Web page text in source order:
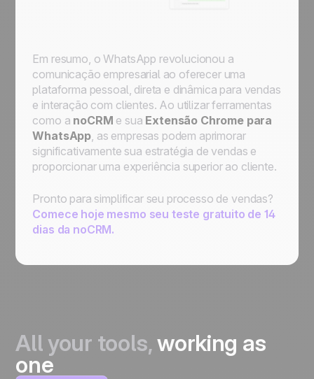
Em resumo, o WhatsApp revolucionou a
comunicação empresarial ao oferecer uma
plataforma pessoal, direta e dinâmica para vendas
e interação com clientes. Ao utilizar ferramentas
como a noCRM e sua Extensão Chrome para
WhatsApp, as empresas podem aprimorar
significativamente sua estratégia de vendas e
proporcionar uma experiência superior ao cliente.
Pronto para simplificar seu processo de vendas?
Comece hoje mesmo seu teste gratuito de 14
dias da noCRM.
All your tools,working as
one